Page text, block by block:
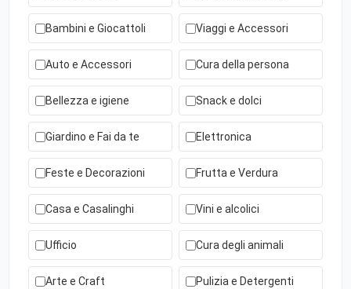
Bambini e Giocattoli Viaggi e Accessori
Auto e Accessori Cura della persona
Bellezza e igiene Snack e dolci
Giardino e Fai da te Elettronica
Feste e Decorazioni Frutta e Verdura
Casa e Casalinghi Vini e alcolici
Ufficio Cura degli animali
Arte e Craft Pulizia e Detergenti